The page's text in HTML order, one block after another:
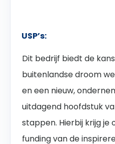
USP’s:
Dit bedrijf biedt de
buitenlandse droom
en een nieuw,
uitdagend hoofdstuk
stappen. Hierbij krijg je
funding van de